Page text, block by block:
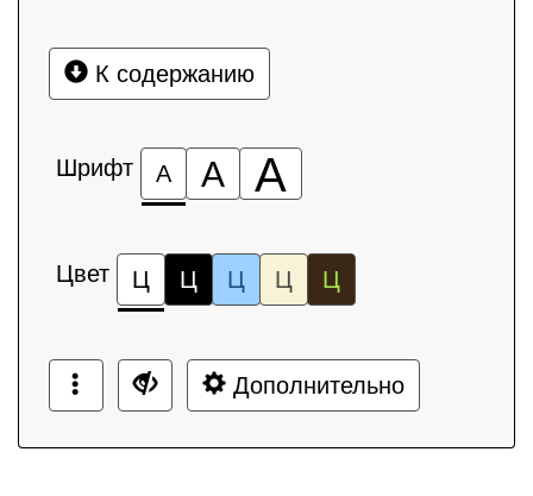
К содержанию
Шрифт А А А
Цвет Ц Ц Ц Ц Ц
Дополнительно